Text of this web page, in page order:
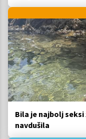
Bila je najbolj
navdušila